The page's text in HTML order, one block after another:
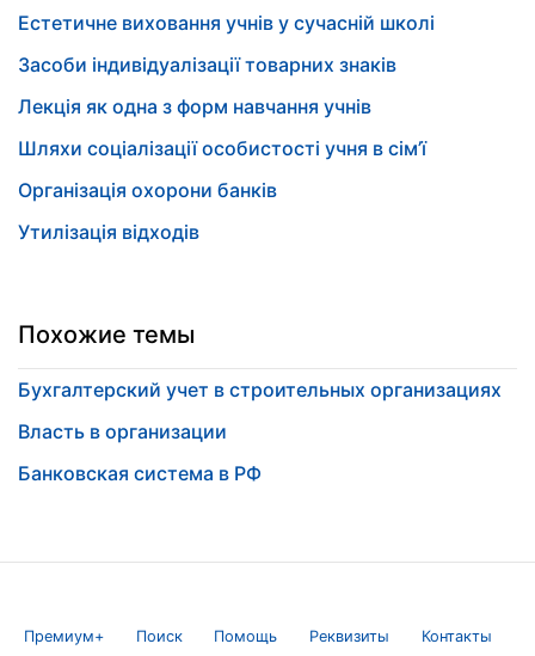
Естетичне виховання учнів у сучасній школі
Засоби індивідуалізації товарних знаків
Лекція як одна з форм навчання учнів
Шляхи соціалізації особистості учня в сім’ї
Організація охорони банків
Утилізація відходів
Похожие темы
Бухгалтерский учет в строительных организациях
Власть в организации
Банковская система в РФ
Премиум+ Поиск Помощь Реквизиты Контакты